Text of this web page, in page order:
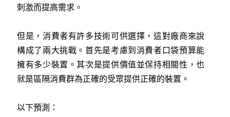
刺激而提高需求。
但是，消費者有許多技術可供選擇，這對廠商來說
構成了兩大挑戰。首先是考慮到消費者口袋預算能
擁有多少裝置。其次是提供價值並保持相關性，也
就是區隔消費群為正確的受眾提供正確的裝置。
以下預測：